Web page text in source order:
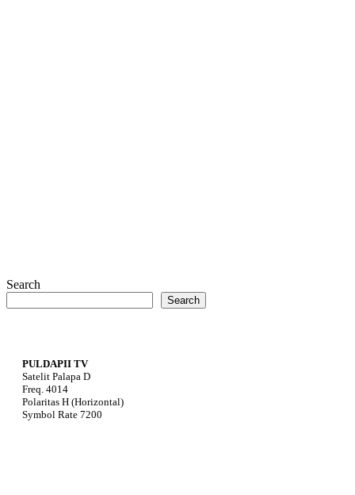
Search
Search
PULDAPII TV
Satelit Palapa D
Freq. 4014
Polaritas H (Horizontal)
Symbol Rate 7200